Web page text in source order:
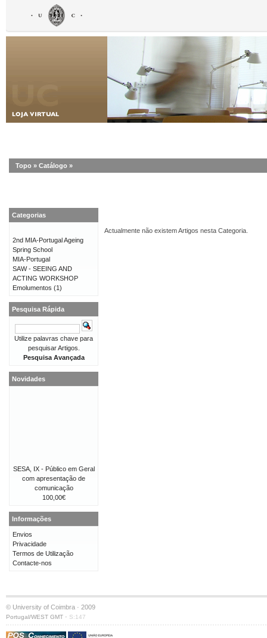
Topo » Catálogo »
Actualmente não existem Artigos nesta Categoria.
Categorias
2nd MIA-Portugal Ageing
Spring School
MIA-Portugal
SAW - SEEING AND
ACTING WORKSHOP
Emolumentos (1)
Pesquisa Rápida
Utilize palavras chave para
pesquisar Artigos.
Pesquisa Avançada
Novidades
SESA, IX - Público em Geral
com apresentação de
comunicação
100,00€
Informações
Envios
Privacidade
Termos de Utilização
Contacte-nos
© University of Coimbra · 2009
Portugal/WEST GMT · S:147